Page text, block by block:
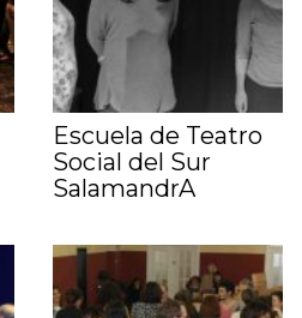
Escuela de Teatro
Social del Sur
SalamandrA